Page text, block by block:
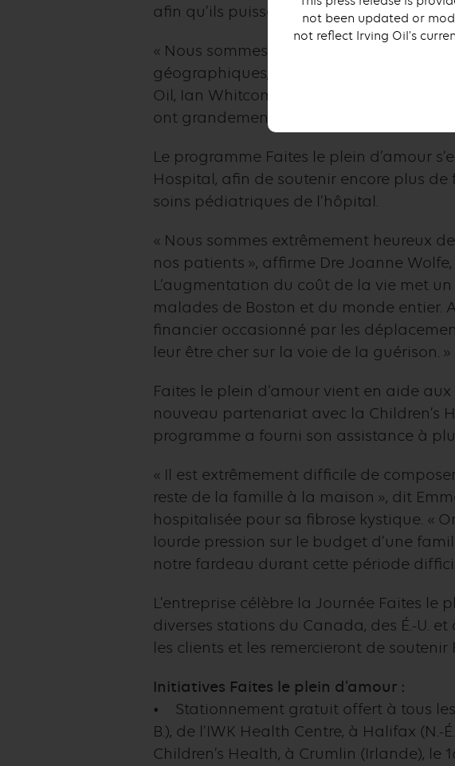
afin qu’ils puissent se consacrer
« Nous sommes très reconnaissants du
géographiques, qui continuent de
Oil, Ian Whitcomb. « En choisissant
ont grandement besoin, par le biais de
Le programme Faites le plein d’amour
Hospital, afin de soutenir encore plus
soins pédiatriques de l’hôpital.
« Nous sommes extrêmement heureux
nos patients », affirme Dre Joanne
L’augmentation du coût de la vie met
malades de Boston et du monde entier.
financier occasionné par les
leur être cher sur la voie de la guérison. »
Faites le plein d’amour vient en aide
nouveau partenariat avec la Children’s
programme a fourni son assistance à
« Il est extrêmement difficile de
reste de la famille à la maison », dit
hospitalisée pour sa fibrose kystique. «
lourde pression sur le budget d’une
notre fardeau durant cette période
L’entreprise célèbre la Journée Faites le
diverses stations du Canada, des É.-U.
les clients et les remercieront de
Initiatives Faites le plein d’amour :
• Stationnement gratuit offert à tous les
B.), de l’IWK Health Centre, à Halifax
Children’s Health, à Crumlin (Irlande), le
not been updated or
not reflect Irving Oil's